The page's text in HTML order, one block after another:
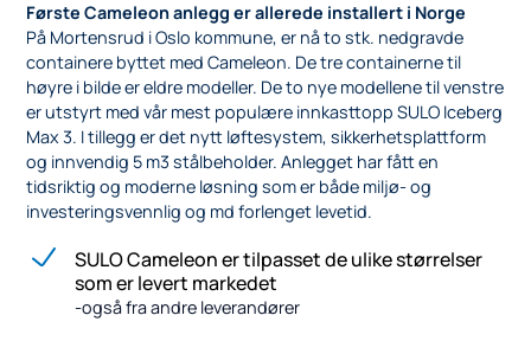
Første Cameleon anlegg er allerede installert i Norge
På Mortensrud i Oslo kommune, er nå to stk. nedgravde
containere byttet med Cameleon. De tre containerne til
høyre i bilde er eldre modeller. De to nye modellene til venstre
er utstyrt med vår mest populære innkasttopp SULO Iceberg
Max 3. I tillegg er det nytt løftesystem, sikkerhetsplattform
og innvendig 5 m3 stålbeholder. Anlegget har fått en
tidsriktig og moderne løsning som er både miljø- og
investeringsvennlig og md forlenget levetid.
SULO Cameleon er tilpasset de ulike størrelser
som er levert markedet
-også fra andre leverandører